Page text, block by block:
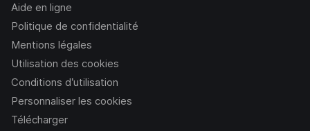
Aide en ligne
Politique de confidentialité
Mentions légales
Utilisation des cookies
Conditions d’utilisation
Personnaliser les cookies
Télécharger